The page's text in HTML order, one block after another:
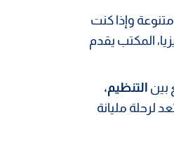
وإذا كنت
المكتب يقدم
بين التنظيم،
لرحلة مليانة